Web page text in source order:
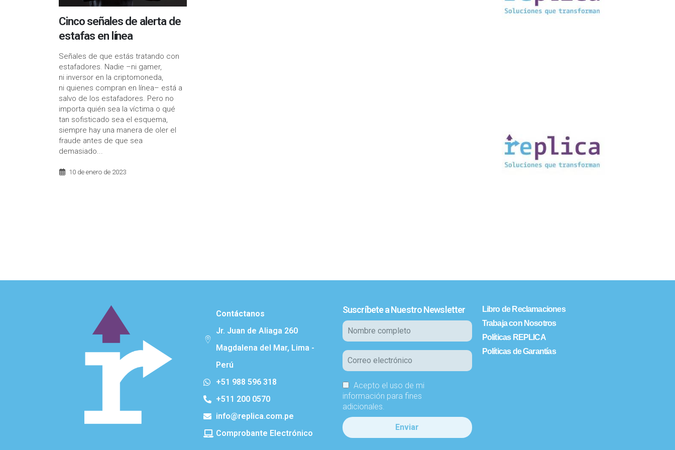
Cinco señales de alerta de
estafas en línea
Señales de que estás tratando con
estafadores. Nadie –ni gamer,
ni inversor en la criptomoneda,
ni quienes compran en línea– está a
salvo de los estafadores. Pero no
importa quién sea la víctima o qué
tan sofisticado sea el esquema,
siempre hay una manera de oler el
fraude antes de que sea
demasiado...
10 de enero de 2023
Contáctanos
Jr. Juan de Aliaga 260
Magdalena del Mar, Lima -
Perú
+51 988 596 318
+511 200 0570
info@replica.com.pe
Comprobante Electrónico
Suscríbete a Nuestro Newsletter
Acepto el uso de mi
información para fines
adicionales.
Libro de Reclamaciones
Trabaja con Nosotros
Políticas REPLICA
Políticas de Garantías